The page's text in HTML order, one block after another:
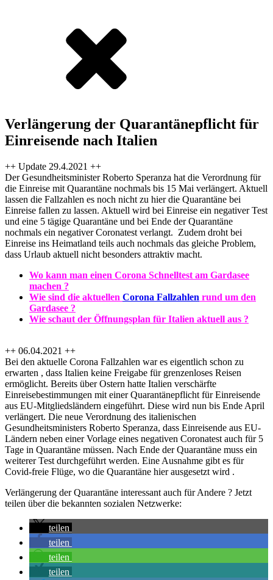
Verlängerung der Quarantänepflicht für
Einreisende nach Italien
++ Update 29.4.2021 ++
Der Gesundheitsminister Roberto Speranza hat die Verordnung für
die Einreise mit Quarantäne nochmals bis 15 Mai verlängert. Aktuell
lassen die Fallzahlen es noch nicht zu hier die Quarantäne bei
Einreise fallen zu lassen. Aktuell wird bei Einreise ein negativer Test
und eine 5 tägige Quarantäne und bei Ende der Quarantäne
nochmals ein negativer Coronatest verlangt. Zudem droht bei
Einreise ins Heimatland teils auch nochmals das gleiche Problem,
dass Urlaub aktuell nicht besonders attraktiv macht.
Wo kann man einen Corona Schnelltest am Gardasee
machen ?
Wie sind die aktuellen Corona Fallzahlen rund um den
Gardasee ?
Wie schaut der Öffnungsplan für Italien aktuell aus ?
++ 06.04.2021 ++
Bei den aktuelle Corona Fallzahlen war es eigentlich schon zu
erwarten , dass Italien keine Freigabe für grenzenloses Reisen
ermöglicht. Bereits über Ostern hatte Italien verschärfte
Einreisebestimmungen mit einer Quarantänepflicht für Einreisende
aus EU-Mitgliedsländern eingeführt. Diese wird nun bis Ende April
verlängert. Die neue Verordnung des italienischen
Gesundheitsministers Roberto Speranza, dass Einreisende aus EU-
Ländern neben einer Vorlage eines negativen Coronatest auch für 5
Tage in Quarantäne müssen. Nach Ende der Quarantäne muss ein
weiterer Test durchgeführt werden. Eine Ausnahme gibt es für
Covid-freie Flüge, wo die Quarantäne hier ausgesetzt wird .
Verlängerung der Quarantäne interessant auch für Andere ? Jetzt
teilen über die bekannten sozialen Netzwerke:
teilen
teilen
teilen
teilen